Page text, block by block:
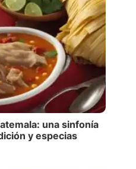
una sinfonía
y especias